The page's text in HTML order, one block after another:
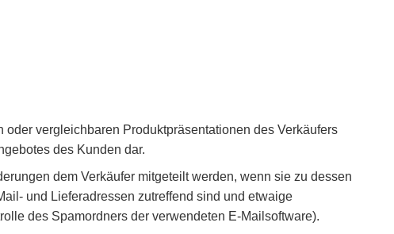
vergleichbaren Produktpräsentationen des Verkäufers
des Kunden dar.
dem Verkäufer mitgeteilt werden, wenn sie zu dessen
und Lieferadressen zutreffend sind und etwaige
des Spamordners der verwendeten E-Mailsoftware).